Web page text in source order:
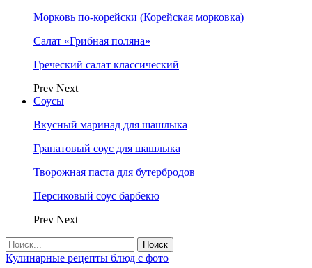
Морковь по-корейски (Корейская морковка)
Салат «Грибная поляна»
Греческий салат классический
Prev Next
Соусы
Вкусный маринад для шашлыка
Гранатовый соус для шашлыка
Творожная паста для бутербродов
Персиковый соус барбекю
Prev Next
Кулинарные рецепты блюд с фото